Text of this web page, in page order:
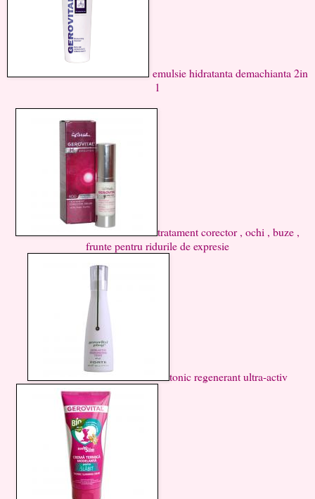
emulsie hidratanta demachianta 2in
1
tratament corector , ochi , buze ,
frunte pentru ridurile de expresie
tonic regenerant ultra-activ